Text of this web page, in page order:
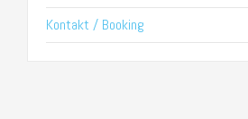
Kontakt / Booking